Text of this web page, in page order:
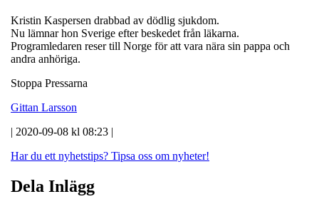
Kristin Kaspersen drabbad av dödlig sjukdom.
Nu lämnar hon Sverige efter beskedet från läkarna.
Programledaren reser till Norge för att vara nära sin pappa och
andra anhöriga.
Stoppa Pressarna
Gittan Larsson
| 2020-09-08 kl 08:23 |
Har du ett nyhetstips? Tipsa oss om nyheter!
Dela Inlägg